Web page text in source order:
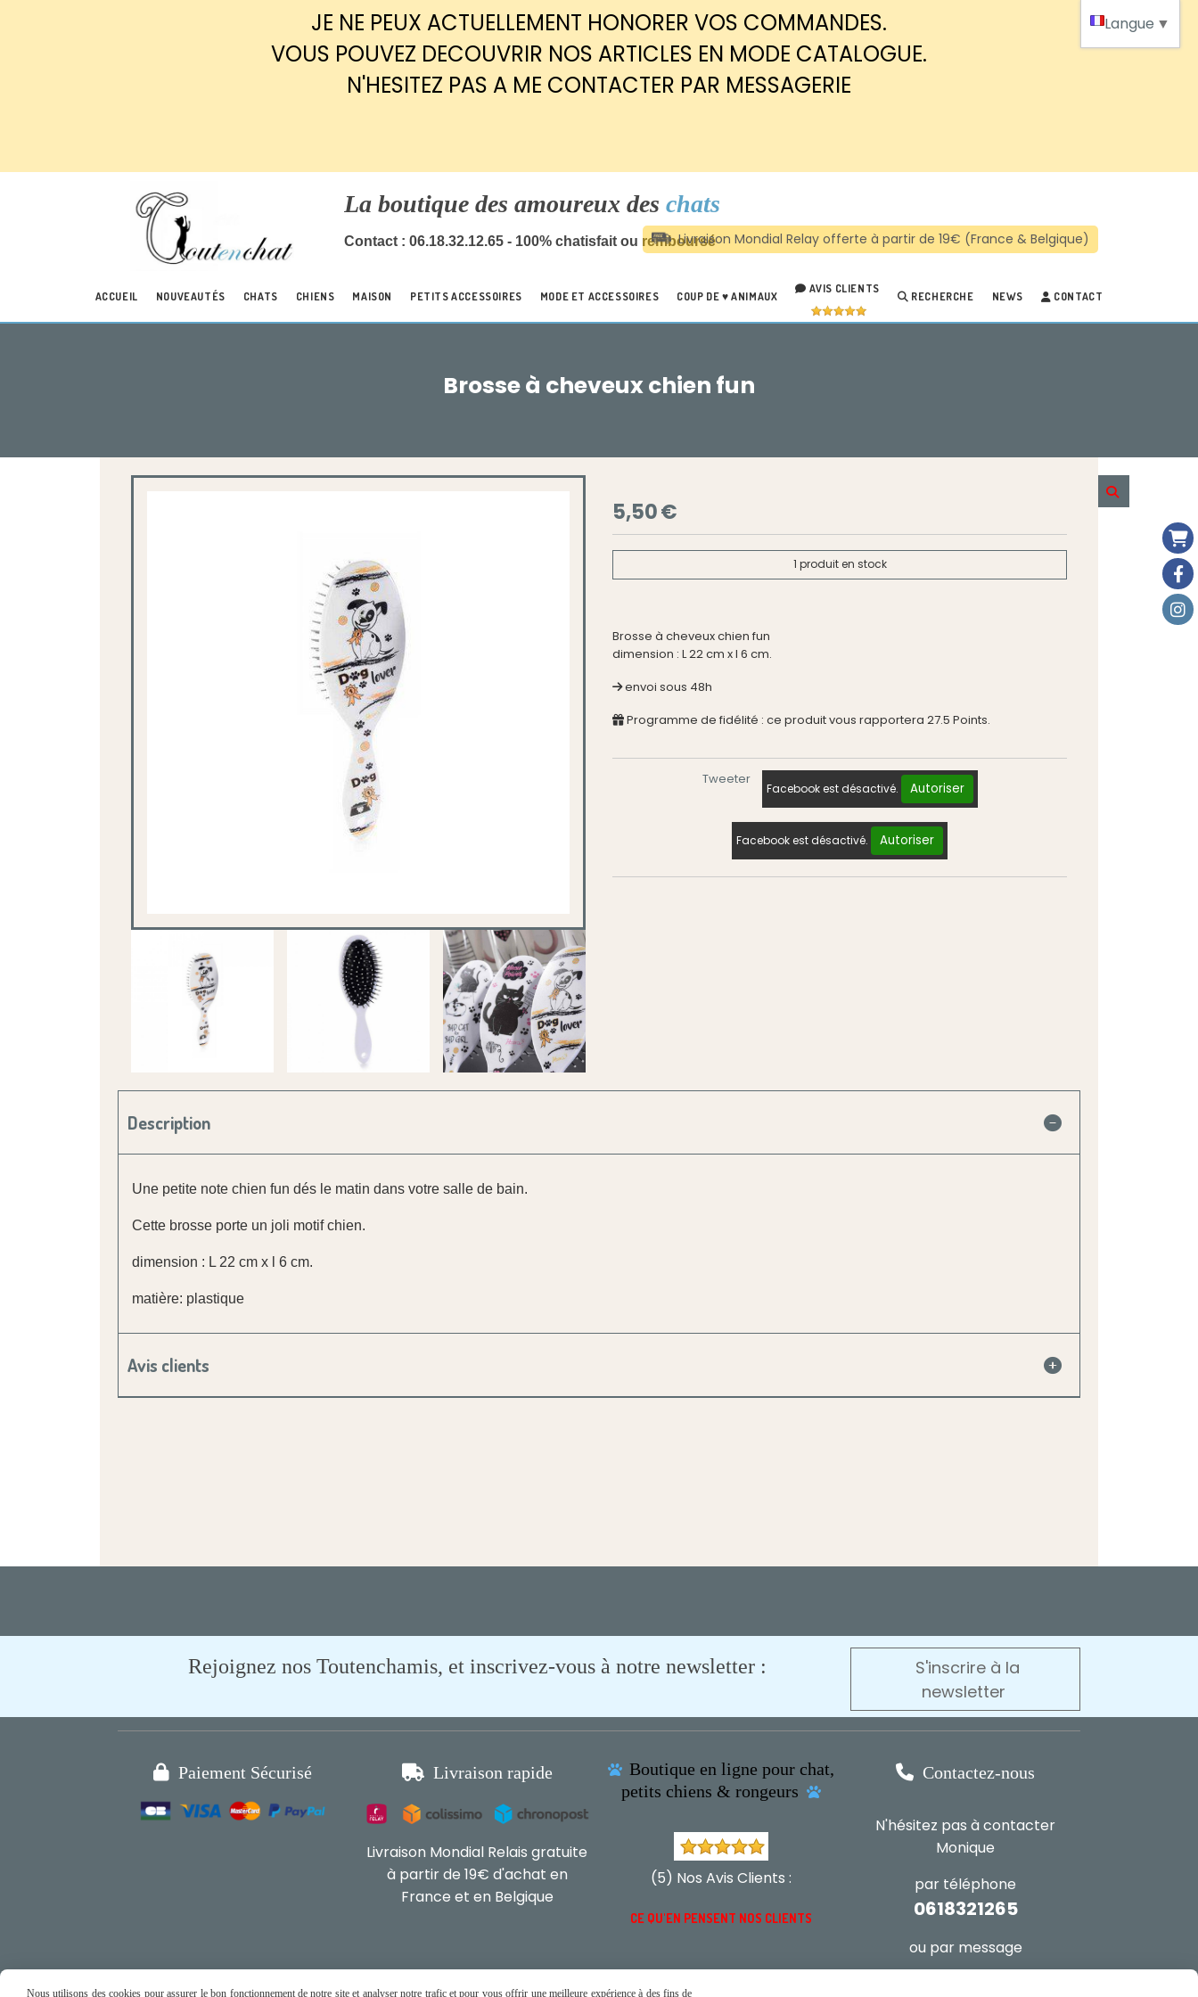
JE NE PEUX ACTUELLEMENT HONORER VOS COMMANDES.
VOUS POUVEZ DECOUVRIR NOS ARTICLES EN MODE CATALOGUE.
N'HESITEZ PAS A ME CONTACTER PAR MESSAGERIE
La boutique des amoureux des chats
Contact : 06.18.32.12.65 - 100% chatisfait ou remboursé
ACCUEIL NOUVEAUTÉS CHATS CHIENS MAISON PETITS ACCESSOIRES MODE ET ACCESSOIRES COUP DE ♥ ANIMAUX
AVIS CLIENTS
RECHERCHE NEWS CONTACT
Brosse à cheveux chien fun
5,50€
1 produit en stock
Brosse à cheveux chien fun
dimension : L 22 cm x l 6 cm.
envoi sous 48h
Programme de fidélité : ce produit vous rapportera 27.5 Points.
Tweeter
Facebook est désactivé. Autoriser
Facebook est désactivé. Autoriser
Description
Une petite note chien fun dés le matin dans votre salle de bain.
Cette brosse porte un joli motif chien.
dimension : L 22 cm x l 6 cm.
matière: plastique
Avis clients
Rejoignez nos Toutenchamis, et inscrivez-vous à notre newsletter :
S'inscrire à la
newsletter
 Paiement Sécurisé  Livraison rapide
Livraison Mondial Relais gratuite
à partir de 19€ d'achat en
France et en Belgique
 Boutique en ligne pour chat,
petits chiens & rongeurs

(5) Nos Avis Clients :
CE QU'EN PENSENT NOS CLIENTS
 Contactez-nous
N'hésitez pas à contacter
Monique
par téléphone
0618321265
ou par message
Langue ▼
Nous utilisons des cookies pour assurer le bon fonctionnement de notre site et analyser notre trafic et pour vous offrir une meilleure expérience à des fins de